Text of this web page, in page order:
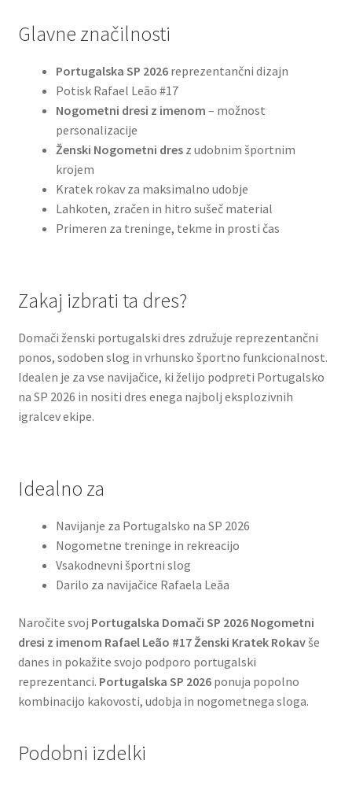
Glavne značilnosti
Portugalska SP 2026reprezentančni dizajn
Potisk Rafael Leão #17
Nogometni dresi z imenom – možnost
personalizacije
Ženski Nogometni dresz udobnim športnim
krojem
Kratek rokav za maksimalno udobje
Lahkoten, zračen in hitro sušeč material
Primeren za treninge, tekme in prosti čas
Zakaj izbrati ta dres?
Domači ženski portugalski dres združuje reprezentančni
ponos, sodoben slog in vrhunsko športno funkcionalnost.
Idealen je za vse navijačice, ki želijo podpreti Portugalsko
na SP 2026 in nositi dres enega najbolj eksplozivnih
igralcev ekipe.
Idealno za
Navijanje za Portugalsko na SP 2026
Nogometne treninge in rekreacijo
Vsakodnevni športni slog
Darilo za navijačice Rafaela Leãa
Naročite svoj Portugalska Domači SP 2026 Nogometni
dresi z imenom Rafael Leão #17 Ženski Kratek Rokavše
danes in pokažite svojo podporo portugalski
reprezentanci. Portugalska SP 2026ponuja popolno
kombinacijo kakovosti, udobja in nogometnega sloga.
Podobni izdelki